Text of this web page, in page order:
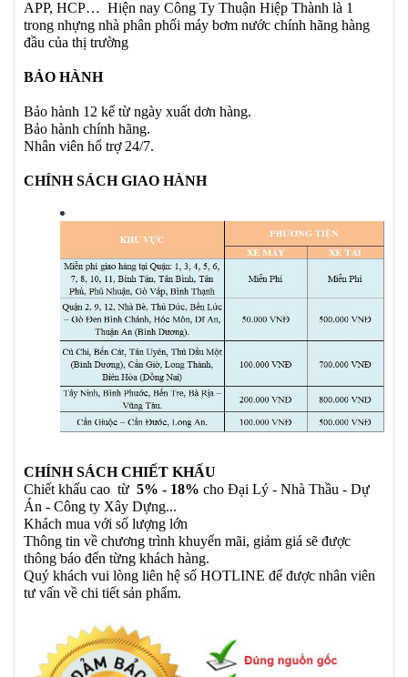
APP, HCP… Hiện nay Công Ty Thuận Hiệp Thành là 1
trong nhựng nhà phân phối máy bơm nước chính hãng hàng
đầu của thị trường
BẢO HÀNH
Bảo hành 12 kể từ ngày xuất dơn hàng.
Bảo hành chính hãng.
Nhân viên hổ trợ 24/7.
CHÍNH SÁCH GIAO HÀNH
CHÍNH SÁCH CHIẾT KHẤU
Chiết khấu cao từ 5% - 18% cho Đại Lý - Nhà Thầu - Dự
Án - Công ty Xây Dựng...
Khách mua với số lượng lớn
Thông tin về chương trình khuyến mãi, giảm giá sẽ được
thông báo đến từng khách hàng.
Quý khách vui lòng liên hệ số HOTLINE để được nhân viên
tư vấn về chi tiết sản phẩm.